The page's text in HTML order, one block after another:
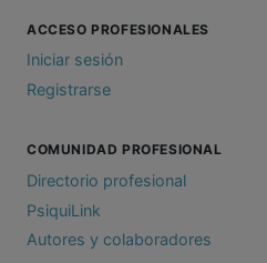
ACCESO PROFESIONALES
Iniciar sesión
Registrarse
COMUNIDAD PROFESIONAL
Directorio profesional
PsiquiLink
Autores y colaboradores